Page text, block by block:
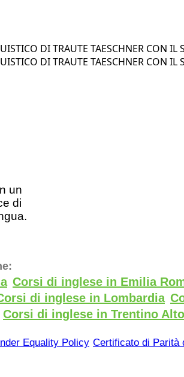
DI TRAUTE TAESCHNER CON IL
DI TRAUTE TAESCHNER CON IL
un
di
Corsi di inglese in Emilia
di inglese in Lombardia
Corsi di inglese in Trentino
Equality Policy Certificato di Parità